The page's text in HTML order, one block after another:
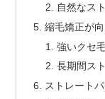
自然なス
縮毛矯正が
強いクセ
長期間ス
ストレート